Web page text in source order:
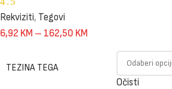
Rekviziti, Tegovi
6,92 KM – 162,50 KM
TEZINA TEGA
Očisti